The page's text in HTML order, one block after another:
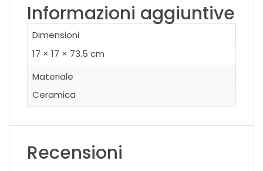
Informazioni aggiuntive
Dimensioni
17 × 17 × 73.5 cm
Materiale
Ceramica
Recensioni